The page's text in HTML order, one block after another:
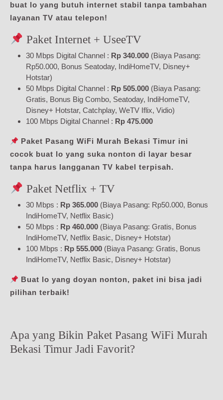
buat lo yang butuh internet stabil tanpa tambahan
layanan TV atau telepon!
Paket Internet + UseeTV
30 Mbps Digital Channel : Rp 340.000 (Biaya Pasang:
Rp50.000, Bonus Seatoday, IndiHomeTV, Disney+
Hotstar)
50 Mbps Digital Channel : Rp 505.000 (Biaya Pasang:
Gratis, Bonus Big Combo, Seatoday, IndiHomeTV,
Disney+ Hotstar, Catchplay, WeTV Iflix, Vidio)
100 Mbps Digital Channel : Rp 475.000
Paket Pasang WiFi Murah Bekasi Timur ini
cocok buat lo yang suka nonton di layar besar
tanpa harus langganan TV kabel terpisah.
Paket Netflix + TV
30 Mbps : Rp 365.000 (Biaya Pasang: Rp50.000, Bonus
IndiHomeTV, Netflix Basic)
50 Mbps : Rp 460.000 (Biaya Pasang: Gratis, Bonus
IndiHomeTV, Netflix Basic, Disney+ Hotstar)
100 Mbps : Rp 555.000 (Biaya Pasang: Gratis, Bonus
IndiHomeTV, Netflix Basic, Disney+ Hotstar)
Buat lo yang doyan nonton, paket ini bisa jadi
pilihan terbaik!
Apa yang Bikin Paket Pasang WiFi Murah
Bekasi Timur Jadi Favorit?